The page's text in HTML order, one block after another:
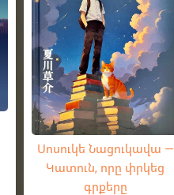
Սոսուկե Նացուկավա —
Կատուն, որը փրկեց
գրքերը